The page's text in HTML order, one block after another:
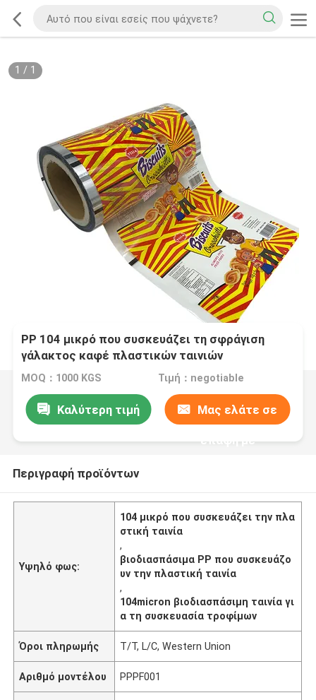
1 / 1
PP 104 μικρό που συσκευάζει τη σφράγιση
γάλακτος καφέ πλαστικών ταινιών
βιοδιασπάσιμη
MOQ：1000 KGS Τιμή：negotiable
Καλύτερη τιμή Μας ελάτε σε
επαφή με
Περιγραφή προϊόντων
Υψηλό φως:
104 μικρό που συσκευάζει την πλα
στική ταινία
,
βιοδιασπάσιμα PP που συσκευάζο
υν την πλαστική ταινία
,
104micron βιοδιασπάσιμη ταινία γι
α τη συσκευασία τροφίμων
Όροι πληρωμής T/T, L/C, Western Union
Αριθμό μοντέλου PPPF001